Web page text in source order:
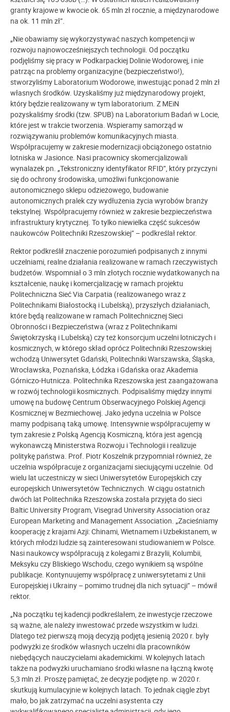
granty krajowe w kwocie ok. 65 mln zł rocznie, a międzynarodowe
na ok. 11 mln zł”.
„Nie obawiamy się wykorzystywać naszych kompetencji w
rozwoju najnowocześniejszych technologii. Od początku
podjęliśmy się pracy w Podkarpackiej Dolinie Wodorowej, i nie
patrząc na problemy organizacyjne (bezpieczeństwo!),
stworzyliśmy Laboratorium Wodorowe, inwestując ponad 2 mln zł
własnych środków. Uzyskaliśmy już międzynarodowy projekt,
który będzie realizowany w tym laboratorium. Z MEiN
pozyskaliśmy środki (tzw. SPUB) na Laboratorium Badań w Locie,
które jest w trakcie tworzenia. Wspieramy samorząd w
rozwiązywaniu problemów komunikacyjnych miasta.
Współpracujemy w zakresie modernizacji obciążonego ostatnio
lotniska w Jasionce. Nasi pracownicy skomercjalizowali
wynalazek pn. „Tekstroniczny identyfikator RFID”, który przyczyni
się do ochrony środowiska, umożliwi funkcjonowanie
autonomicznego sklepu odzieżowego, budowanie
autonomicznych pralek czy wydłużenia życia wyrobów branży
tekstylnej. Współpracujemy również w zakresie bezpieczeństwa
infrastruktury krytycznej. To tylko niewielka część sukcesów
naukowców Politechniki Rzeszowskiej” – podkreślał rektor.
Rektor podkreślił znaczenie porozumień podpisanych z innymi
uczelniami, realne działania realizowane w ramach rzeczywistych
budżetów. Wspomniał o 3 mln złotych rocznie wydatkowanych na
kształcenie, naukę i komercjalizację w ramach projektu
Politechniczna Sieć Via Carpatia (realizowanego wraz z
Politechnikami Białostocką i Lubelską), przyszłych działaniach,
które będą realizowane w ramach Politechnicznej Sieci
Obronności i Bezpieczeństwa (wraz z Politechnikami
Świętokrzyską i Lubelską) czy też konsorcjum uczelni lotniczych i
kosmicznych, w którego skład oprócz Politechniki Rzeszowskiej
wchodzą Uniwersytet Gdański, Politechniki Warszawska, Śląska,
Wrocławska, Poznańska, Łódzka i Gdańska oraz Akademia
Górniczo-Hutnicza. Politechnika Rzeszowska jest zaangażowana
w rozwój technologii kosmicznych. Podpisaliśmy między innymi
umowę na budowę Centrum Obserwacyjnego Polskiej Agencji
Kosmicznej w Bezmiechowej. Jako jedyna uczelnia w Polsce
mamy podpisaną taką umowę. Intensywnie współpracujemy w
tym zakresie z Polską Agencją Kosmiczną, która jest agencją
wykonawczą Ministerstwa Rozwoju i Technologii i realizuje
politykę państwa. Prof. Piotr Koszelnik przypomniał również, że
uczelnia współpracuje z organizacjami sieciującymi uczelnie. Od
wielu lat uczestniczy w sieci Uniwersytetów Europejskich czy
europejskich Uniwersytetów Technicznych. W ciągu ostatnich
dwóch lat Politechnika Rzeszowska została przyjęta do sieci
Baltic University Program, Visegrad University Association oraz
European Marketing and Management Association. „Zacieśniamy
kooperację z krajami Azji: Chinami, Wietnamem i Uzbekistanem, w
których młodzi ludzie są zainteresowani studiowaniem w Polsce.
Nasi naukowcy współpracują z kolegami z Brazylii, Kolumbii,
Meksyku czy Bliskiego Wschodu, czego wynikiem są wspólne
publikacje. Kontynuujemy współpracę z uniwersytetami z Unii
Europejskiej i Ukrainy – pomimo trudnej dla nich sytuacji” – mówił
rektor.
„Na początku tej kadencji podkreślałem, że inwestycje rzeczowe
są ważne, ale należy inwestować przede wszystkim w ludzi.
Dlatego też pierwszą moją decyzją podjętą jesienią 2020 r. były
podwyżki ze środków własnych uczelni dla pracowników
niebędących nauczycielami akademickimi. W kolejnych latach
także na podwyżki uruchamiano środki własne na łączną kwotę
5,3 mln zł. Proszę pamiętać, że decyzje podjęte np. w 2020 r.
skutkują kumulacyjnie w kolejnych latach. To jednak ciągle zbyt
mało, bo jak zatrzymać na uczelni asystenta czy